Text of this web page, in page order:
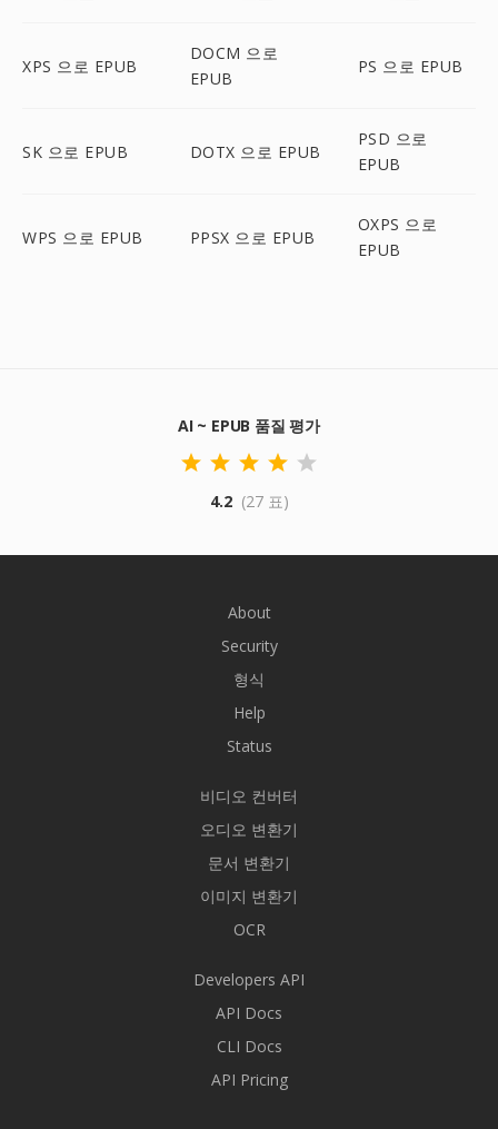
XPS 으로 EPUB
DOCM 으로
EPUB
PS 으로 EPUB
SK 으로 EPUB DOTX 으로 EPUB
PSD 으로
EPUB
WPS 으로 EPUB PPSX 으로 EPUB
OXPS 으로
EPUB
AI ~ EPUB 품질 평가
4.2 (27 표)
About
Security
형식
Help
Status
비디오 컨버터
오디오 변환기
문서 변환기
이미지 변환기
OCR
Developers API
API Docs
CLI Docs
API Pricing